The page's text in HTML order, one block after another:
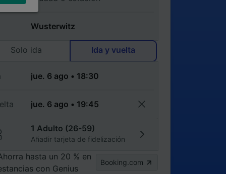
Solo ida Ida y vuelta
1 Adulto (26-59)
Añadir tarjeta de fidelización
hasta un 20 % en
con Genius
Booking.com